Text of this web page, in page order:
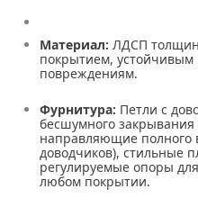
Материал: ЛДСП
покрытием, устойчивым
повреждениям.
Фурнитура: Петли с
бесшумного закрывания
направляющие полного
доводчиков), стильные
регулируемые опоры
любом покрытии.